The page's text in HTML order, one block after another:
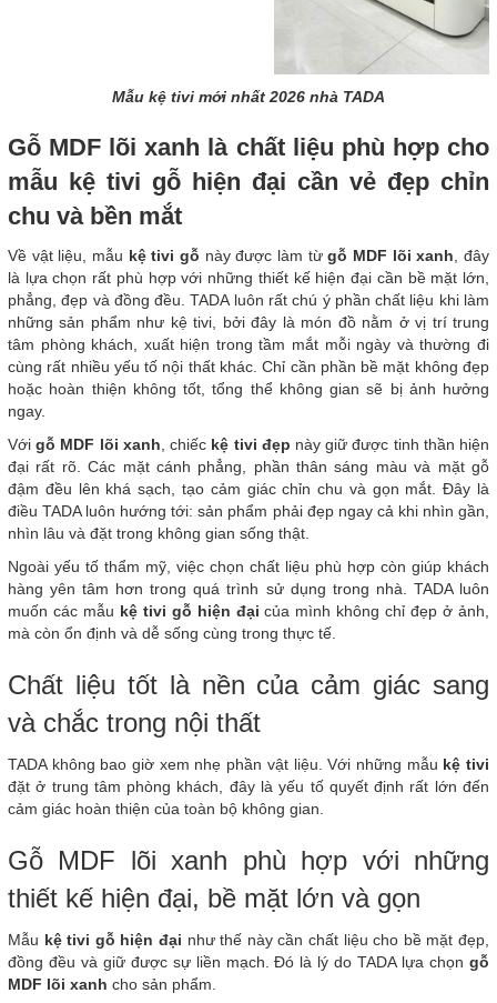
Mẫu kệ tivi mới nhất 2026 nhà TADA
Gỗ MDF lõi xanh là chất liệu phù hợp cho
mẫu kệ tivi gỗ hiện đại cần vẻ đẹp chỉn
chu và bền mắt
Về vật liệu, mẫu kệ tivi gỗ này được làm từgỗ MDF lõi xanh , đây
là lựa chọn rất phù hợp với những thiết kế hiện đại cần bề mặt lớn,
phẳng, đẹp và đồng đều. TADA luôn rất chú ý phần chất liệu khi làm
những sản phẩm như kệ tivi, bởi đây là món đồ nằm ở vị trí trung
tâm phòng khách, xuất hiện trong tầm mắt mỗi ngày và thường đi
cùng rất nhiều yếu tố nội thất khác. Chỉ cần phần bề mặt không đẹp
hoặc hoàn thiện không tốt, tổng thể không gian sẽ bị ảnh hưởng
ngay.
Vớigỗ MDF lõi xanh , chiếc kệ tivi đẹp này giữ được tinh thần hiện
đại rất rõ. Các mặt cánh phẳng, phần thân sáng màu và mặt gỗ
đậm đều lên khá sạch, tạo cảm giác chỉn chu và gọn mắt. Đây là
điều TADA luôn hướng tới: sản phẩm phải đẹp ngay cả khi nhìn gần,
nhìn lâu và đặt trong không gian sống thật.
Ngoài yếu tố thẩm mỹ, việc chọn chất liệu phù hợp còn giúp khách
hàng yên tâm hơn trong quá trình sử dụng trong nhà. TADA luôn
muốn các mẫu kệ tivi gỗ hiện đại của mình không chỉ đẹp ở ảnh,
mà còn ổn định và dễ sống cùng trong thực tế.
Chất liệu tốt là nền của cảm giác sang
và chắc trong nội thất
TADA không bao giờ xem nhẹ phần vật liệu. Với những mẫu kệ tivi
đặt ở trung tâm phòng khách, đây là yếu tố quyết định rất lớn đến
cảm giác hoàn thiện của toàn bộ không gian.
Gỗ MDF lõi xanh phù hợp với những
thiết kế hiện đại, bề mặt lớn và gọn
Mẫu kệ tivi gỗ hiện đại như thế này cần chất liệu cho bề mặt đẹp,
đồng đều và giữ được sự liền mạch. Đó là lý do TADA lựa chọn gỗ
MDF lõi xanh cho sản phẩm.